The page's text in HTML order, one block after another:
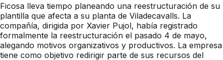
Ficosa lleva tiempo planeando una reestructuración de su
plantilla que afecta a su planta de Viladecavalls. La
compañía, dirigida por Xavier Pujol, había registrado
formalmente la reestructuración el pasado 4 de mayo,
alegando motivos organizativos y productivos. La empresa
tiene como objetivo redirigir parte de sus recursos del